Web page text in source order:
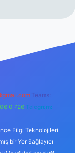
Teams:
0 726 Telegram:
Bilgi Teknolojileri
bir Yer Sağlayıcı